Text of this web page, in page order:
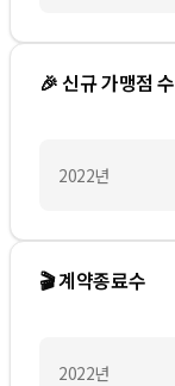
🎉 신규 가맹점 수
2022년
🎬 계약종료수
2022년